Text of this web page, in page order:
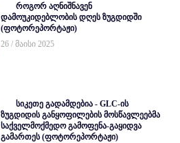
როგორ აღნიშნავენ
დამოუკიდებლობის დღეს ზუგდიდში
(ფოტორეპორტაჟი)
26 / მაისი 2025
სიკეთე გადამდებია - GLC-ის
ზუგდიდის განყოფილების მოსწავლეებმა
საქველმოქმედო გამოფენა-გაყიდვა
გამართეს (ფოტორეპორტაჟი)